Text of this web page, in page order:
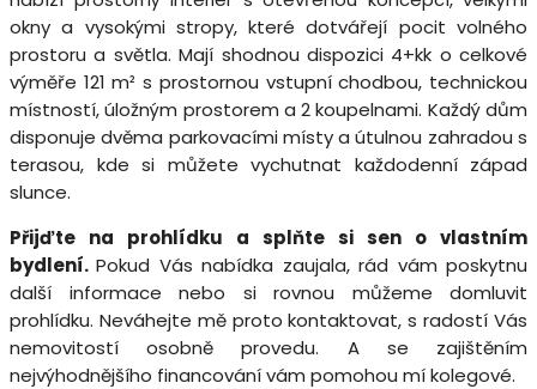
okny a vysokými stropy, které dotvářejí pocit volného
prostoru a světla. Mají shodnou dispozici 4+kk o celkové
výměře 121 m² s prostornou vstupní chodbou, technickou
místností, úložným prostorem a 2 koupelnami. Každý dům
disponuje dvěma parkovacími místy a útulnou zahradou s
terasou, kde si můžete vychutnat každodenní západ
slunce.
Přijďte na prohlídku a splňte si sen o vlastním
bydlení.Pokud Vás nabídka zaujala, rád vám poskytnu
další informace nebo si rovnou můžeme domluvit
prohlídku. Neváhejte mě proto kontaktovat, s radostí Vás
nemovitostí osobně provedu. A se zajištěním
nejvýhodnějšího financování vám pomohou mí kolegové.